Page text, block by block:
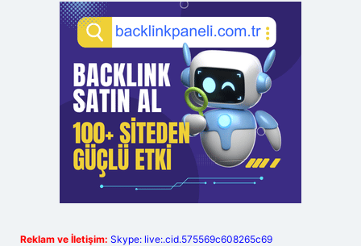
Reklam ve İletişim: Skype: live:.cid.575569c608265c69